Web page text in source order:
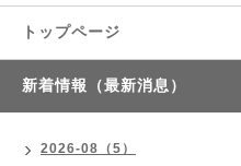
トップページ
新着情報（最新消息）
2026-08（5）